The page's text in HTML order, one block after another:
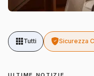
Tutti Sicurezza